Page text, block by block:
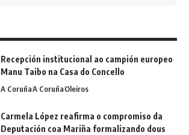
Recepción institucional ao campión europeo
Manu Taibo na Casa do Concello
A CoruñaA CoruñaOleiros
Carmela López reafirma o compromiso da
Deputación coa Mariña formalizando dous